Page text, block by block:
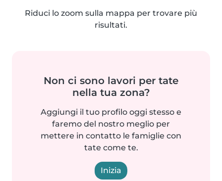
Riduci lo zoom sulla mappa per trovare più
risultati.
Non ci sono lavori per tate
nella tua zona?
Aggiungi il tuo profilo oggi stesso e
faremo del nostro meglio per
mettere in contatto le famiglie con
tate come te.
Inizia